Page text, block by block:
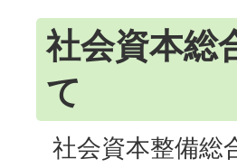
社会資本総
て
社会資本整備総